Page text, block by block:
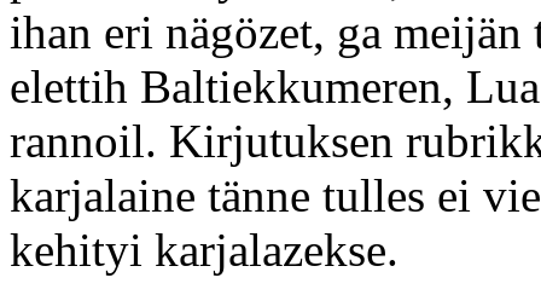
ihan eri nägözet, ga
elettih Baltiekkumeren,
rannoil. Kirjutuksen
karjalaine tänne tulles ei
kehityi karjalazekse.